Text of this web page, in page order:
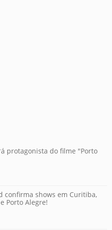
protagonista do filme "Porto
confirma shows em Curitiba,
Porto Alegre!